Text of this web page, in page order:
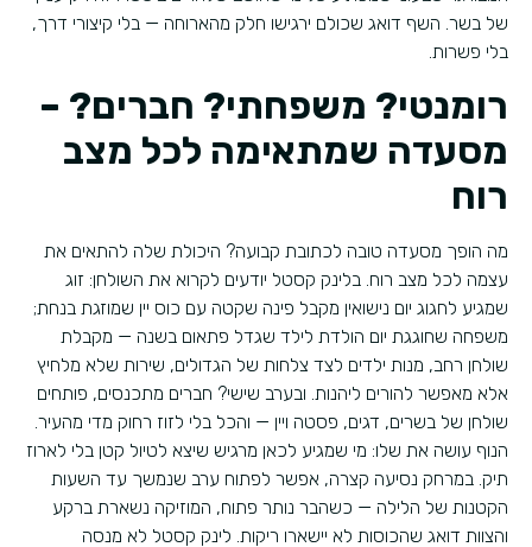
של בשר. השף דואג שכולם ירגישו חלק מהארוחה — בלי קיצורי דרך,
בלי פשרות.
רומנטי? משפחתי? חברים? –
מסעדה שמתאימה לכל מצב
רוח
מה הופך מסעדה טובה לכתובת קבועה? היכולת שלה להתאים את
עצמה לכל מצב רוח. בלינק קסטל יודעים לקרוא את השולחן: זוג
שמגיע לחגוג יום נישואין מקבל פינה שקטה עם כוס יין שמוזגת בנחת;
משפחה שחוגגת יום הולדת לילד שגדל פתאום בשנה — מקבלת
שולחן רחב, מנות ילדים לצד צלחות של הגדולים, שירות שלא מלחיץ
אלא מאפשר להורים ליהנות. ובערב שישי? חברים מתכנסים, פותחים
שולחן של בשרים, דגים, פסטה ויין — והכל בלי לזוז רחוק מדי מהעיר.
הנוף עושה את שלו: מי שמגיע לכאן מרגיש שיצא לטיול קטן בלי לארוז
תיק. במרחק נסיעה קצרה, אפשר לפתוח ערב שנמשך עד השעות
הקטנות של הלילה — כשהבר נותר פתוח, המוזיקה נשארת ברקע
והצוות דואג שהכוסות לא יישארו ריקות. לינק קסטל לא מנסה